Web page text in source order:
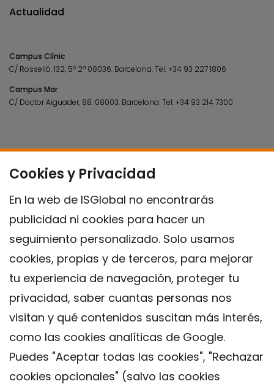
Cookies y Privacidad
En la web de ISGlobal no encontrarás
publicidad ni cookies para hacer un
seguimiento personalizado. Solo usamos
cookies, propias y de terceros, para mejorar
tu experiencia de navegación, proteger tu
privacidad, saber cuantas personas nos
visitan y qué contenidos suscitan más interés,
como las cookies analíticas de Google.
Puedes "Aceptar todas las cookies", "Rechazar
cookies opcionales" (salvo las cookies
Actualidad
Campus Clínic
C/ Rosselló, 132, 5º 2ª 08036. Barcelona.Tel.+34 93 227 1806
Campus Mar
C/ Doctor Aiguader, 88. 08003. Barcelona.Tel.+34 93 214 7300